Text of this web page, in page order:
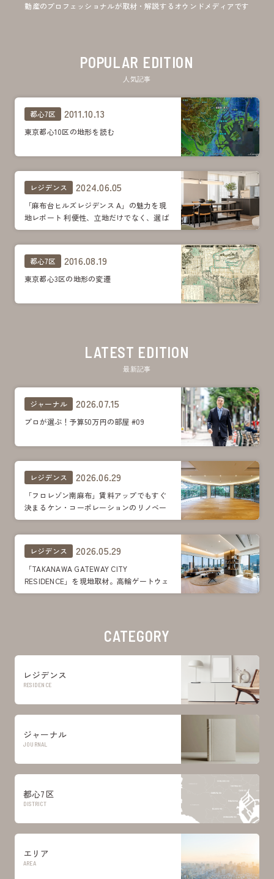
動産のプロフェッショナルが取材・解説するオウンドメディアです
POPULAR EDITION
人気記事
都心7区 2011.10.13
東京都心10区の地形を読む
レジデンス 2024.06.05
「麻布台ヒルズレジデンス A」の魅力を現
地レポート 利便性、立地だけでなく、選ば
れる理由は多数
都心7区 2016.08.19
東京都心3区の地形の変遷
LATEST EDITION
最新記事
ジャーナル 2026.07.15
プロが選ぶ！予算50万円の部屋 #09
レジデンス 2026.06.29
「フロレゾン南麻布」賃料アップでもすぐ
決まるケン・コーポレーションのリノベー
ション。明るさ、広がりプラス遊び心がポ
レジデンス
2026.05.29
「TAKANAWA GATEWAY CITY
RESIDENCE」を現地取材。高輪ゲートウェ
イシティの上空に暮らす。レジデンスの豊
CATEGORY
レジデンス
RESIDENCE
ジャーナル
JOURNAL
都心7区
DISTRICT
エリア
AREA